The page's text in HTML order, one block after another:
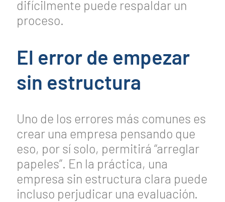
difícilmente puede respaldar un
proceso.
El error de empezar
sin estructura
Uno de los errores más comunes es
crear una empresa pensando que
eso, por sí solo, permitirá “arreglar
papeles”. En la práctica, una
empresa sin estructura clara puede
incluso perjudicar una evaluación.